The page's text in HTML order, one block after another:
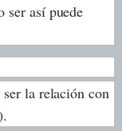
ser así puede
la relación con